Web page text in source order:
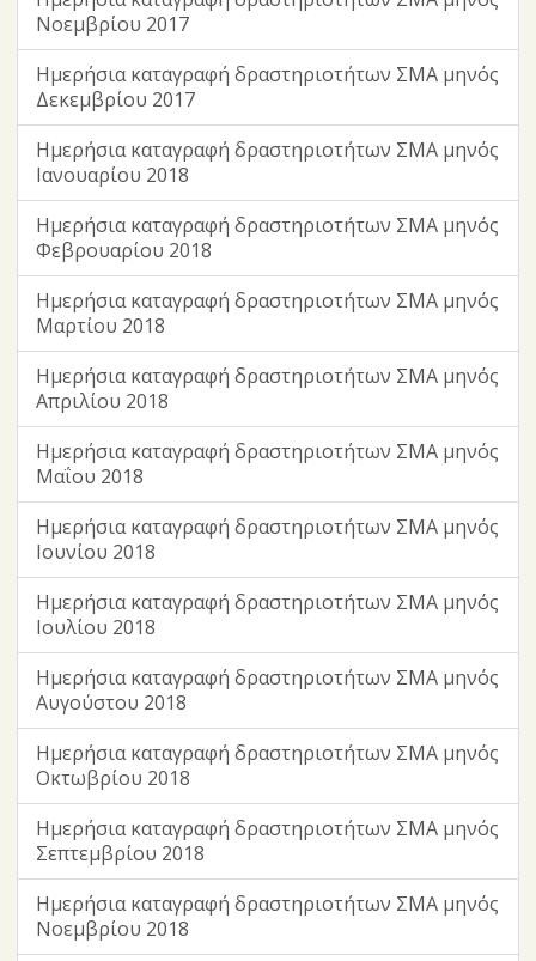
Νοεμβρίου 2017
Ημερήσια καταγραφή δραστηριοτήτων ΣΜΑ μηνός
Δεκεμβρίου 2017
Ημερήσια καταγραφή δραστηριοτήτων ΣΜΑ μηνός
Ιανουαρίου 2018
Ημερήσια καταγραφή δραστηριοτήτων ΣΜΑ μηνός
Φεβρουαρίου 2018
Ημερήσια καταγραφή δραστηριοτήτων ΣΜΑ μηνός
Μαρτίου 2018
Ημερήσια καταγραφή δραστηριοτήτων ΣΜΑ μηνός
Απριλίου 2018
Ημερήσια καταγραφή δραστηριοτήτων ΣΜΑ μηνός
Μαΐου 2018
Ημερήσια καταγραφή δραστηριοτήτων ΣΜΑ μηνός
Ιουνίου 2018
Ημερήσια καταγραφή δραστηριοτήτων ΣΜΑ μηνός
Ιουλίου 2018
Ημερήσια καταγραφή δραστηριοτήτων ΣΜΑ μηνός
Αυγούστου 2018
Ημερήσια καταγραφή δραστηριοτήτων ΣΜΑ μηνός
Οκτωβρίου 2018
Ημερήσια καταγραφή δραστηριοτήτων ΣΜΑ μηνός
Σεπτεμβρίου 2018
Ημερήσια καταγραφή δραστηριοτήτων ΣΜΑ μηνός
Νοεμβρίου 2018